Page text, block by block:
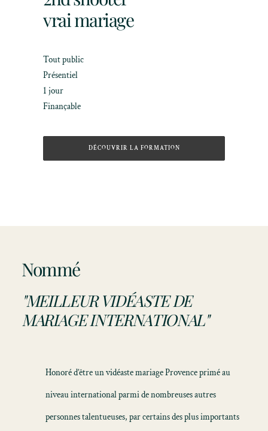
vrai mariage
Tout public
Présentiel
1 jour
Finançable
DÉCOUVRIR LA FORMATION
Nommé
"MEILLEUR VIDÉASTE DE
MARIAGE INTERNATIONAL"
Honoré d’être unvidéaste mariage Provenceprimé au
niveau international parmi de nombreuses autres
personnes talentueuses, par certains des plus importants